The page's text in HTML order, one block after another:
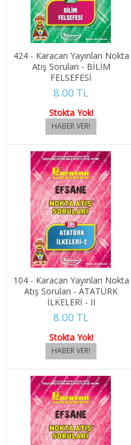
1. SINIF 2. YARIYIL
2. SINIF 3. YARIYIL
2. SINIF 4. YARIYIL
LABORANT VE VETERİNER
1. SINIF 1. YARIYIL
1. SINIF 2. YARIYIL
2. SINIF 3. YARIYIL
2. SINIF 4. YARIYIL
LOJİSTİK
1. SINIF 1. YARIYIL
1. SINIF 2. YARIYIL
2. SINIF 4. YARIYIL
MARKA İLETİŞİMİ
1. SINIF 1. YARIYIL
1. SINIF 2. YARIYIL
424 - Karacan Yayınları Nokta
Atış Soruları - BİLİM
FELSEFESİ
8.00 TL
Stokta Yok!
104 - Karacan Yayınları Nokta
Atış Soruları - ATATÜRK
İLKELERİ - II
8.00 TL
Stokta Yok!